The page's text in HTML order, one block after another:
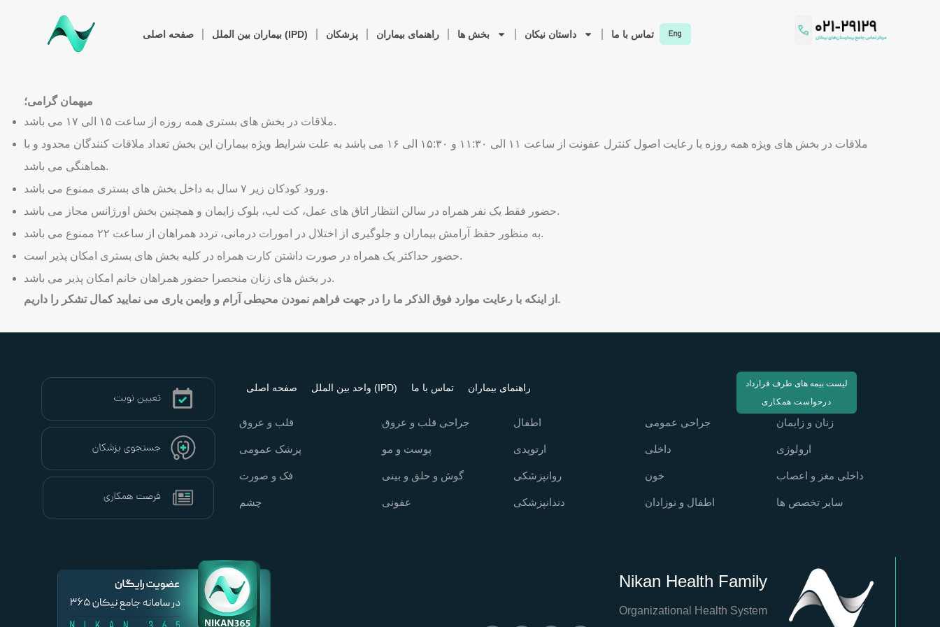
صفحه اصلی بیماران بین الملل (IPD) پزشکان راهنمای بیماران بخش ها داستان نیکان تماس با ما
میهمان گرامی؛
ملاقات در بخش های بستری همه روزه از ساعت ۱۵ الی ۱۷ می باشد.
ملاقات در بخش های ویژه همه روزه با رعایت اصول کنترل عفونت از ساعت ۱۱ الی ۱۱:۳۰ و ۱۵:۳۰ الی ۱۶ می باشد به علت شرایط ویژه بیماران این بخش تعداد ملاقات کنندگان محدود و با
هماهنگی می باشد.
ورود کودکان زیر ۷ سال به داخل بخش های بستری ممنوع می باشد.
حضور فقط یک نفر همراه در سالن انتظار اتاق های عمل، کت لب، بلوک زایمان و همچنین بخش اورژانس مجاز می باشد.
به منظور حفظ آرامش بیماران و جلوگیری از اختلال در امورات درمانی، تردد همراهان از ساعت ۲۲ ممنوع می باشد.
حضور حداکثر یک همراه در صورت داشتن کارت همراه در کلیه بخش های بستری امکان پذیر است.
در بخش های زنان منحصرا حضور همراهان خانم امکان پذیر می باشد.
از اینکه با رعایت موارد فوق الذکر ما را در جهت فراهم نمودن محیطی آرام و وایمن یاری می نمایید کمال تشکر را داریم.
صفحه اصلی واحد بین الملل (IPD) تماس با ما راهنمای بیماران
لیست بیمه های طرف قرارداد
درخواست همکاری
قلب و عروق
پزشک عمومی
فک و صورت
چشم
جراحی قلب و عروق
پوست و مو
گوش و حلق و بینی
عفونی
اطفال
ارتوپدی
روانپزشکی
دندانپزشکی
جراحی عمومی
داخلی
خون
اطفال و نوزادان
زنان و زایمان
ارولوژی
داخلی مغز و اعصاب
سایر تخصص ها
Nikan Health Family
Organizational Health System